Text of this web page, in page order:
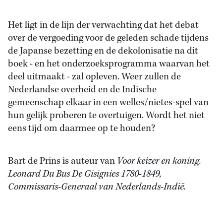
Het ligt in de lijn der verwachting dat het debat
over de vergoeding voor de geleden schade tijdens
de Japanse bezetting en de dekolonisatie na dit
boek - en het onderzoeksprogramma waarvan het
deel uitmaakt - zal opleven. Weer zullen de
Nederlandse overheid en de Indische
gemeenschap elkaar in een welles/nietes-spel van
hun gelijk proberen te overtuigen. Wordt het niet
eens tijd om daarmee op te houden?
Bart de Prins is auteur van Voor keizer en koning.
Leonard Du Bus De Gisignies 1780-1849,
Commissaris-Generaal van Nederlands-Indië.